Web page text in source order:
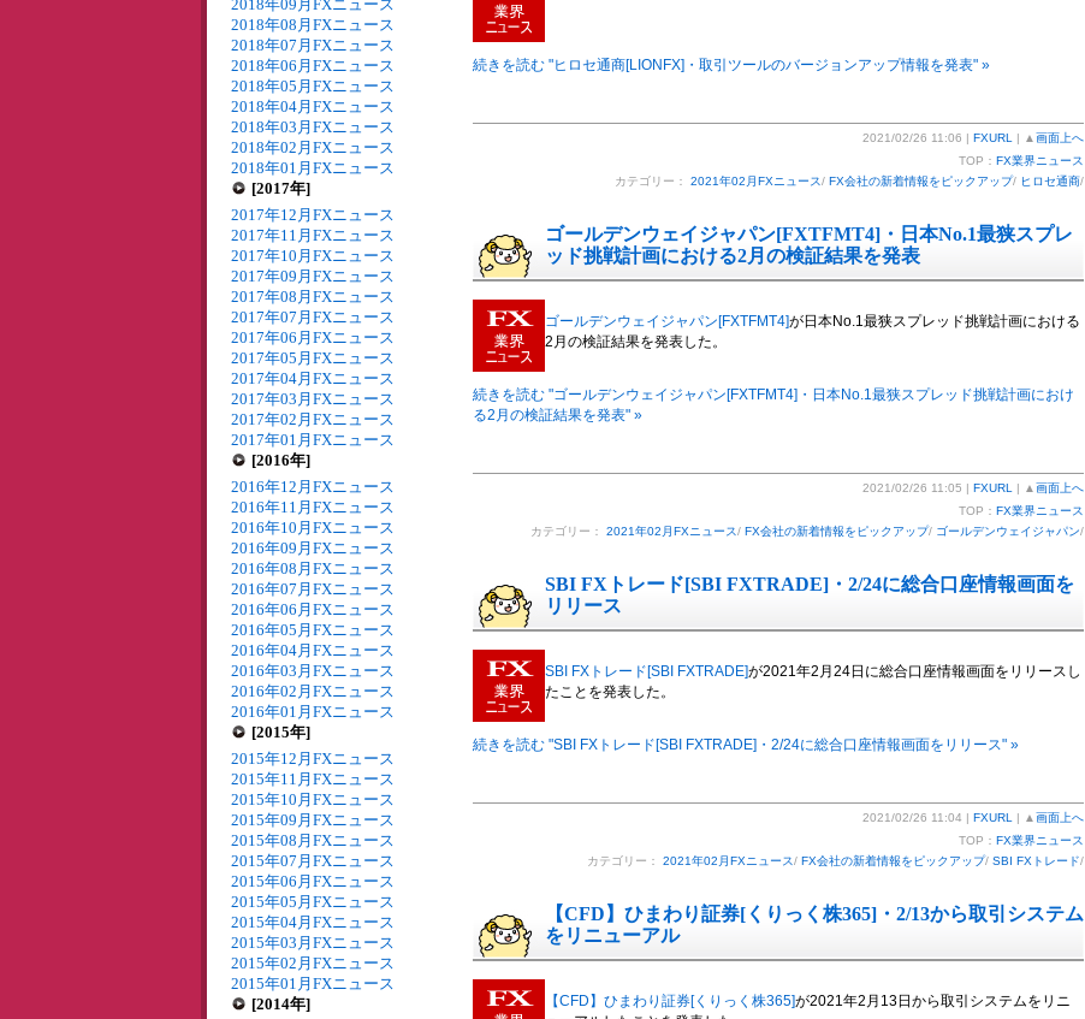
2018年09月FXニュース
2018年08月FXニュース
2018年07月FXニュース
2018年06月FXニュース
2018年05月FXニュース
2018年04月FXニュース
2018年03月FXニュース
2018年02月FXニュース
2018年01月FXニュース
[2017年]
2017年12月FXニュース
2017年11月FXニュース
2017年10月FXニュース
2017年09月FXニュース
2017年08月FXニュース
2017年07月FXニュース
2017年06月FXニュース
2017年05月FXニュース
2017年04月FXニュース
2017年03月FXニュース
2017年02月FXニュース
2017年01月FXニュース
[2016年]
2016年12月FXニュース
2016年11月FXニュース
2016年10月FXニュース
2016年09月FXニュース
2016年08月FXニュース
2016年07月FXニュース
2016年06月FXニュース
2016年05月FXニュース
2016年04月FXニュース
2016年03月FXニュース
2016年02月FXニュース
2016年01月FXニュース
[2015年]
2015年12月FXニュース
2015年11月FXニュース
2015年10月FXニュース
2015年09月FXニュース
2015年08月FXニュース
2015年07月FXニュース
2015年06月FXニュース
2015年05月FXニュース
2015年04月FXニュース
2015年03月FXニュース
2015年02月FXニュース
2015年01月FXニュース
[2014年]
続きを読む "ヒロセ通商[LIONFX]・取引ツールのバージョンアップ情報を発表" »
2021/02/26 11:06 | FXURL | ▲ 画面上へ
TOP： FX業界ニュース
カテゴリー： 2021年02月FXニュース/ FX会社の新着情報をピックアップ/ ヒロセ通商/
ゴールデンウェイジャパン[FXTFMT4]・日本No.1最狭スプレ
ッド挑戦計画における2月の検証結果を発表
ゴールデンウェイジャパン[FXTFMT4]が日本No.1最狭スプレッド挑戦計画における
2月の検証結果を発表した。
続きを読む "ゴールデンウェイジャパン[FXTFMT4]・日本No.1最狭スプレッド挑戦計画におけ
る2月の検証結果を発表" »
2021/02/26 11:05 | FXURL | ▲ 画面上へ
TOP： FX業界ニュース
カテゴリー： 2021年02月FXニュース/ FX会社の新着情報をピックアップ/ ゴールデンウェイジャパン/
SBI FXトレード[SBI FXTRADE]・2/24に総合口座情報画面を
リリース
SBI FXトレード[SBI FXTRADE]が2021年2月24日に総合口座情報画面をリリースし
たことを発表した。
続きを読む "SBI FXトレード[SBI FXTRADE]・2/24に総合口座情報画面をリリース" »
2021/02/26 11:04 | FXURL | ▲ 画面上へ
TOP： FX業界ニュース
カテゴリー： 2021年02月FXニュース/ FX会社の新着情報をピックアップ/ SBI FXトレード/
【CFD】ひまわり証券[くりっく株365]・2/13から取引システム
をリニューアル
【CFD】ひまわり証券[くりっく株365]が2021年2月13日から取引システムをリニ